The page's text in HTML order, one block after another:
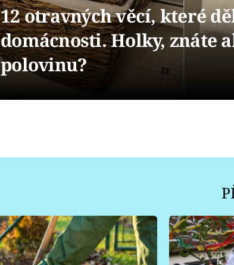
12 otravných věcí, které
domácnosti. Holky, znáte
polovinu?